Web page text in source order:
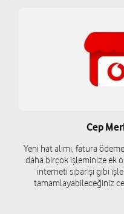
Muhammet Uğur
İkra İletişim-
Doğuş Mh.Cemil Çiçek
Cep
Yeni hat alımı, fatura
daha birçok işleminize ek
interneti siparişi gibi
tamamlayabileceğiniz